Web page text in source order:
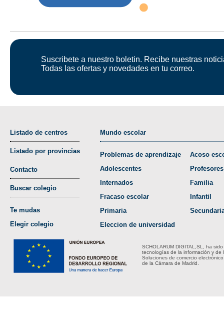
Suscribete a nuestro boletin. Recibe nuestras
Todas las ofertas y novedades en tu correo.
Listado de centros
Listado por provincias
Contacto
Buscar colegio
Te mudas
Elegir colegio
Mundo escolar
Problemas de aprendizaje
Adolescentes
Internados
Fracaso escolar
Primaria
Eleccion de universidad
Acoso
Profesores
Familia
Infantil
SCHOLARUM DIGITAL,SL, ha
tecnologías de la información y de
Soluciones de comercio
de la Cámara de Madrid.